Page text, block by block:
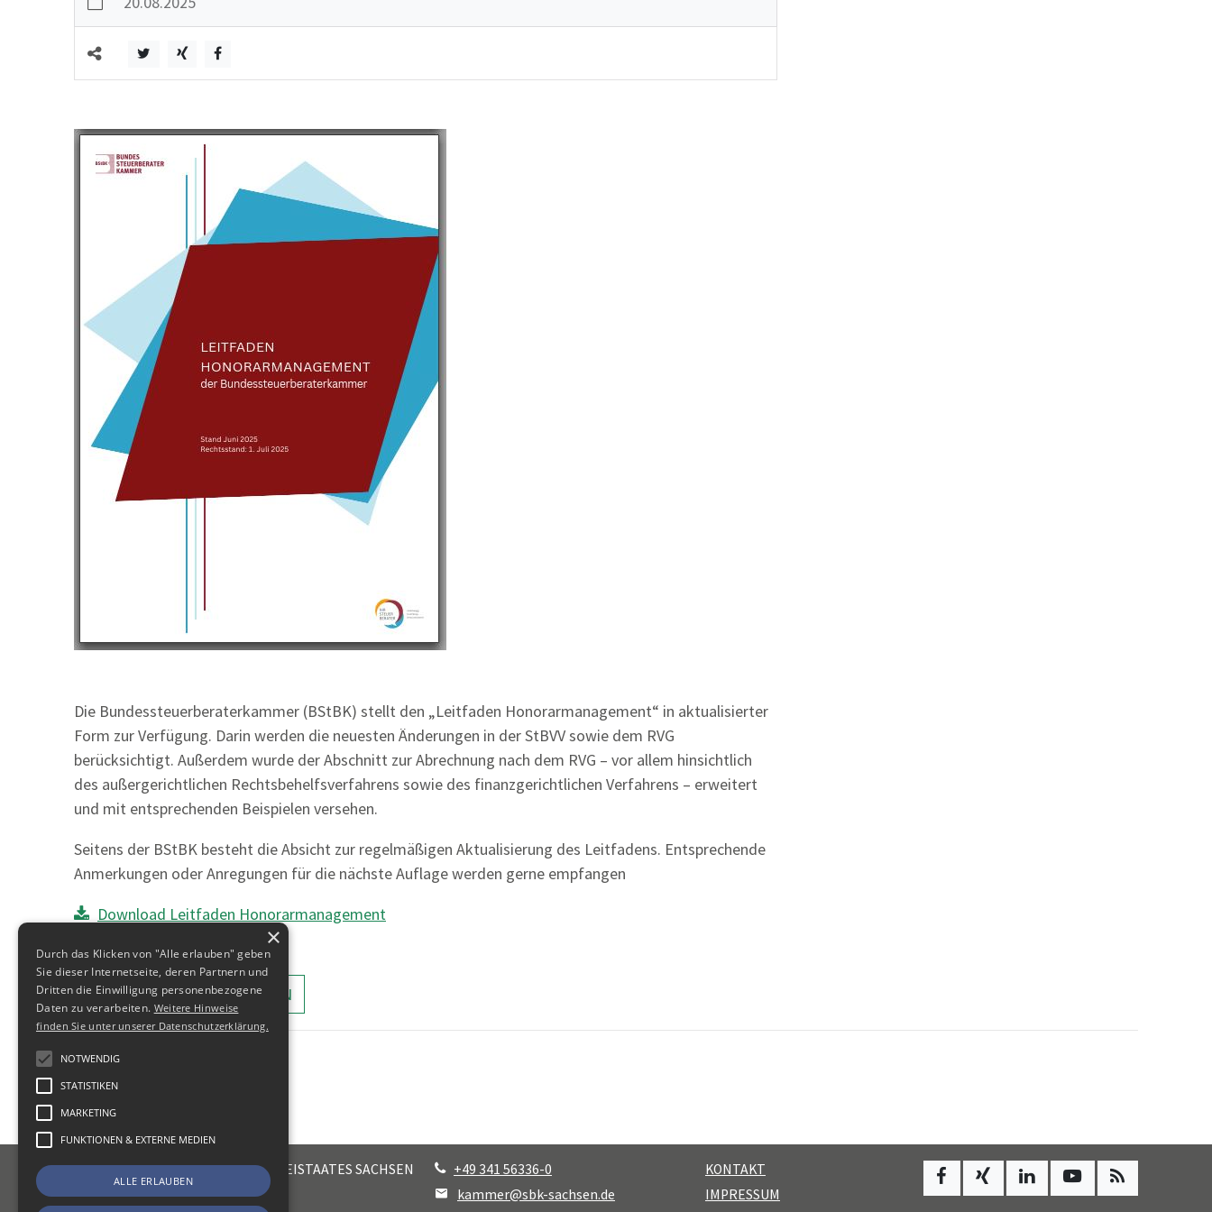
Die Bundessteuerberaterkammer (BStBK) stellt den „Leitfaden Honorarmanagement“ in aktualisierter
Form zur Verfügung. Darin werden die neuesten Änderungen in der StBVV sowie dem RVG
berücksichtigt. Außerdem wurde der Abschnitt zur Abrechnung nach dem RVG – vor allem hinsichtlich
des außergerichtlichen Rechtsbehelfsverfahrens sowie des finanzgerichtlichen Verfahrens – erweitert
und mit entsprechenden Beispielen versehen.
Seitens der BStBK besteht die Absicht zur regelmäßigen Aktualisierung des Leitfadens. Entsprechende
Anmerkungen oder Anregungen für die nächste Auflage werden gerne empfangen
Download Leitfaden Honorarmanagement
ALLE MELDUNGEN ANZEIGEN
STEUERBERATERKAMMER DES FREISTAATES SACHSEN
Emil-Fuchs-Str. 2
04105Leipzig
+49 341 56336-0
kammer@sbk-sachsen.de
KONTAKT
IMPRESSUM
×
Durch das Klicken von "Alle erlauben" geben
Sie dieser Internetseite, deren Partnern und
Dritten die Einwilligung personenbezogene
Daten zu verarbeiten. Weitere Hinweise
finden Sie unter unserer Datenschutzerklärung.
NOTWENDIG
STATISTIKEN
MARKETING
FUNKTIONEN & EXTERNE MEDIEN
ALLE ERLAUBEN